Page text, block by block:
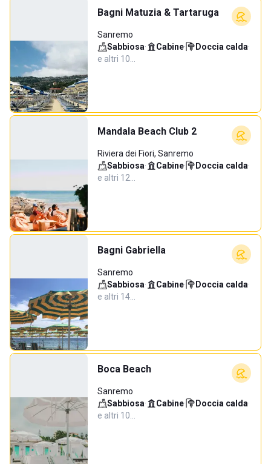
Bagni Matuzia & Tartaruga
Sanremo
Sabbiosa· Cabine· Doccia calda·
e altri 10…
Mandala Beach Club 2
Riviera dei Fiori, Sanremo
Sabbiosa· Cabine· Doccia calda·
e altri 12…
Bagni Gabriella
Sanremo
Sabbiosa· Cabine· Doccia calda·
e altri 14…
Boca Beach
Sanremo
Sabbiosa· Cabine· Doccia calda·
e altri 10…